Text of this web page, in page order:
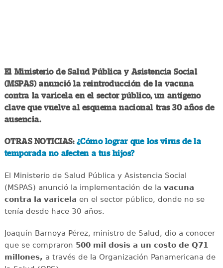
El Ministerio de Salud Pública y Asistencia Social
(MSPAS) anunció la reintroducción de la vacuna
contra la varicela en el sector público, un antígeno
clave que vuelve al esquema nacional tras 30 años de
ausencia.
OTRAS NOTICIAS: ¿Cómo lograr que los virus de la
temporada no afecten a tus hijos?
El Ministerio de Salud Pública y Asistencia Social
(MSPAS) anunció la implementación de la vacuna
contra la varicela en el sector público, donde no se
tenía desde hace 30 años.
Joaquín Barnoya Pérez, ministro de Salud, dio a conocer
que se compraron 500 mil dosis a un costo de Q71
millones, a través de la Organización Panamericana de